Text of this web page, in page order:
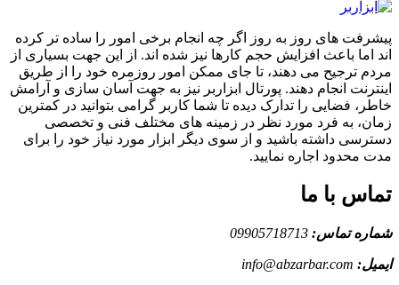
پیشرفت های روز به روز اگر چه انجام برخی امور را ساده تر کرده
اند اما باعث افزایش حجم کارها نیز شده اند. از این جهت بسیاری از
مردم ترجیح می دهند، تا جای ممکن امور روزمره خود را از طریق
اینترنت انجام دهند. پورتال ابزاربر نیز به جهت آسان سازی و آرامش
خاطر، فضایی را تدارک دیده تا شما کاربر گرامی بتوانید در کمترین
زمان، به فرد مورد نظر در زمینه های مختلف فنی و تخصصی
دسترسی داشته باشید و از سوی دیگر ابزار مورد نیاز خود را برای
مدت محدود اجاره نمایید.
تماس با ما
شماره تماس: 09905718713
ایمیل: info@abzarbar.com